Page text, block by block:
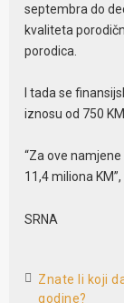
septembra do
kvaliteta
porodica.
I tada se
iznosu od 750 KM.
“Za ove
11,4 miliona
SRNA
Znate li koji
godine?